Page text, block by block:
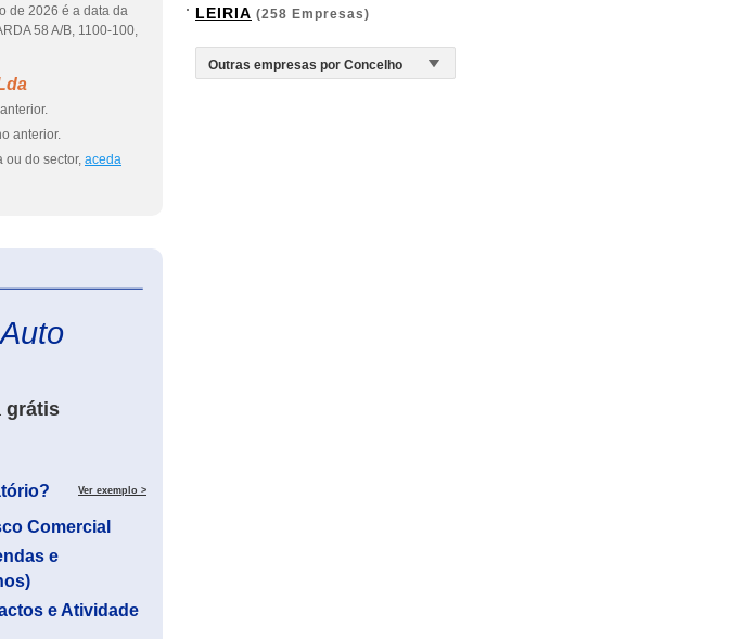
de 2026 é a data da
58 A/B, 1100-100,
anterior.
ou do sector, aceda
grátis
Ver exemplo >
Comercial
e
e Atividade
LEIRIA (258 Empresas)